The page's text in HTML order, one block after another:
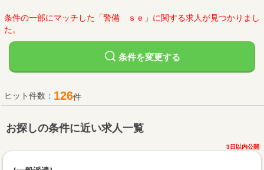
条件の一部にマッチした「警備 ｓｅ」に関する求人が見つかりまし
た。
条件を変更する
ヒット件数： 126件
お探しの条件に近い求人一覧
3日以内公開